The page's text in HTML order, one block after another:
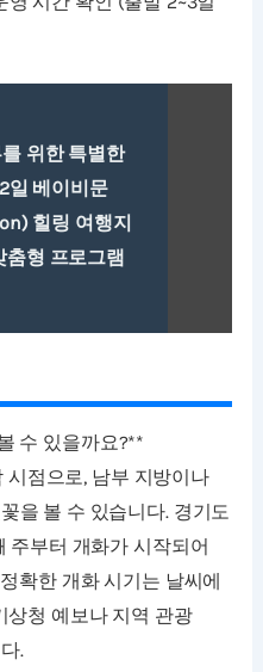
위한 특별한
일 베이비문
힐링 여행지
춤형 프로그램
수 있을까요?**
시점으로, 남부 지방이나
을 볼 수 있습니다. 경기도
주부터 개화가 시작되어
확한 개화 시기는 날씨에
상청 예보나 지역 관광
.